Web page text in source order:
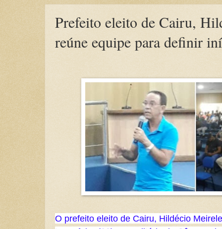
Prefeito eleito de Cairu,
reúne equipe para definir
O prefeito eleito de Cairu, Hildécio